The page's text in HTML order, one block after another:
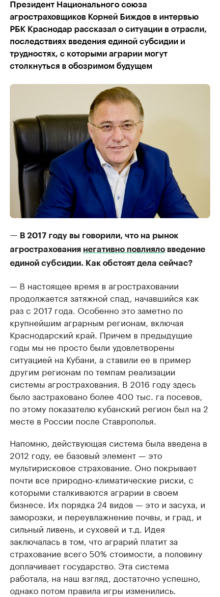
Президент Национального союза
агростраховщиков Корней Биждов в интервью
РБК Краснодар рассказал о ситуации в отрасли,
последствиях введения единой субсидии и
трудностях, с которыми аграрии могут
столкнуться в обозримом будущем
— В 2017 году вы говорили, что на рынок
агрострахования негативно повлияло введение
единой субсидии. Как обстоят дела сейчас?
— В настоящее время в агростраховании
продолжается затяжной спад, начавшийся как
раз с 2017 года. Особенно это заметно по
крупнейшим аграрным регионам, включая
Краснодарский край. Причем в предыдущие
годы мы не просто были удовлетворены
ситуацией на Кубани, а ставили ее в пример
другим регионам по темпам реализации
системы агрострахования. В 2016 году здесь
было застраховано более 400 тыс. га посевов,
по этому показателю кубанский регион был на 2
месте в России после Ставрополья.
Напомню, действующая система была введена в
2012 году, ее базовый элемент — это
мультирисковое страхование. Оно покрывает
почти все природно-климатические риски, с
которыми сталкиваются аграрии в своем
бизнесе. Их порядка 24 видов — это и засуха, и
заморозки, и переувлажнение почвы, и град, и
сильный ливень, и суховей и т.д. Идея
заключалась в том, что аграрий платит за
страхование всего 50% стоимости, а половину
доплачивает государство. Эта система
работала, на наш взгляд, достаточно успешно,
однако потом правила игры изменились.